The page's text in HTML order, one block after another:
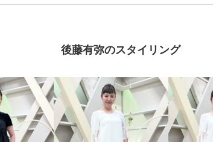
後藤有弥のスタイリング